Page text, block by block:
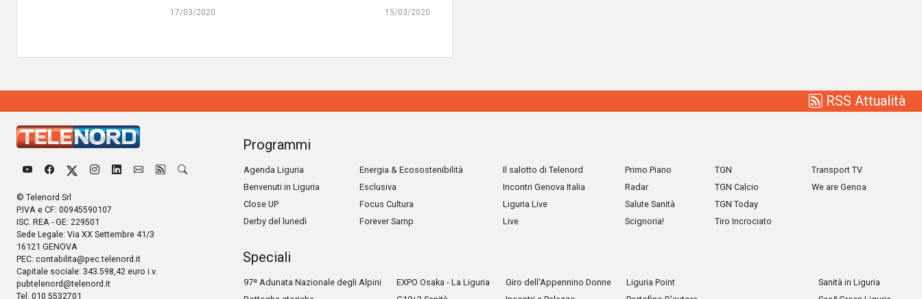
17/03/2020 15/03/2020
RSS Attualità
© Telenord Srl
P.IVA e CF: 00945590107
ISC. REA - GE: 229501
Sede Legale: Via XX Settembre 41/3
16121 GENOVA
PEC: contabilita@pec.telenord.it
Capitale sociale: 343.598,42 euro i.v.
pubtelenord@telenord.it
Tel. 010 5532701
Programmi
Agenda Liguria
Benvenuti in Liguria
Close UP
Derby del lunedì
Energia & Ecosostenibilità
Esclusiva
Focus Cultura
Forever Samp
Il salotto di Telenord
Incontri Genova Italia
Liguria Live
Live
Primo Piano
Radar
Salute Sanità
Scignoria!
TGN
TGN Calcio
TGN Today
Tiro Incrociato
Transport TV
We are Genoa
Speciali
97ª Adunata Nazionale degli Alpini
EXPO Osaka - La Liguria
Giro dell'Appennino Donne
Liguria Point
Sanità in Liguria